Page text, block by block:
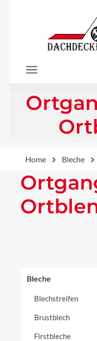
Zum Hauptinhalt
Home Bleche
Bleche
Blechstreifen
Brustblech
Firstbleche